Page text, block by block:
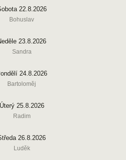
22.8.2026
Bohuslav
23.8.2026
Sandra
24.8.2026
Bartoloměj
Úterý 25.8.2026
Radim
26.8.2026
Luděk